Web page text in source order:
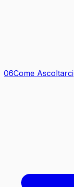
06Come Ascoltarci